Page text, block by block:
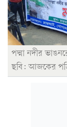
পদ্মা নদীর
ছবি: আজকের